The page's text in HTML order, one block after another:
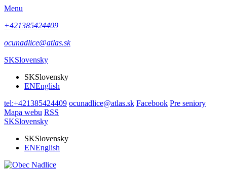
Menu
+421385424409
ocunadlice@atlas.sk
SKSlovensky
SKSlovensky
ENEnglish
tel:+421385424409 ocunadlice@atlas.sk Facebook Pre seniory
Mapa webu RSS
SKSlovensky
SKSlovensky
ENEnglish